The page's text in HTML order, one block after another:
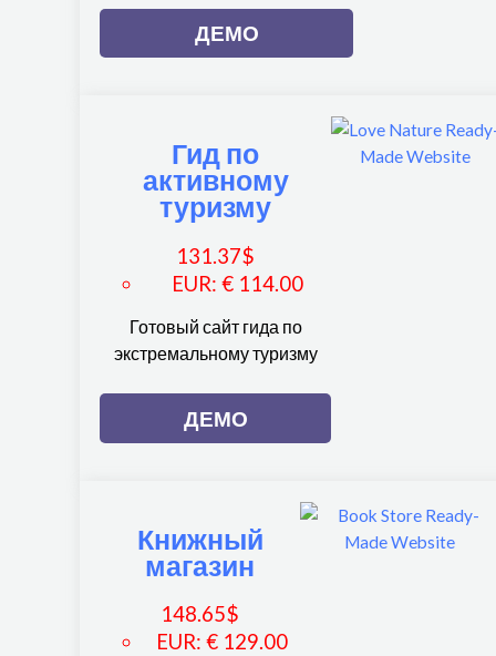
ДЕМО
Гид по
активному
туризму
131.37$
EUR: € 114.00
Готовый сайт гида по
экстремальному туризму
ДЕМО
Книжный
магазин
148.65$
EUR:€ 129.00